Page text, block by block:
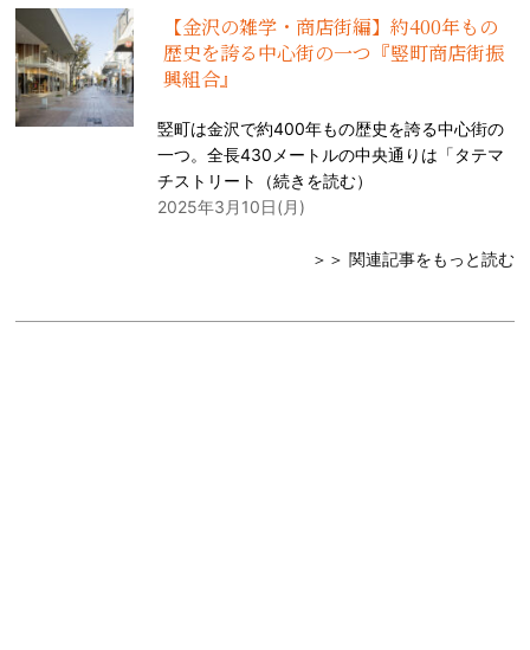
【金沢の雑学・商店街編】約400年もの
歴史を誇る中心街の一つ『竪町商店街振
興組合』
竪町は金沢で約400年もの歴史を誇る中心街の
一つ。全長430メートルの中央通りは「タテマ
チストリート（続きを読む）
2025年3月10日(月)
＞＞ 関連記事をもっと読む